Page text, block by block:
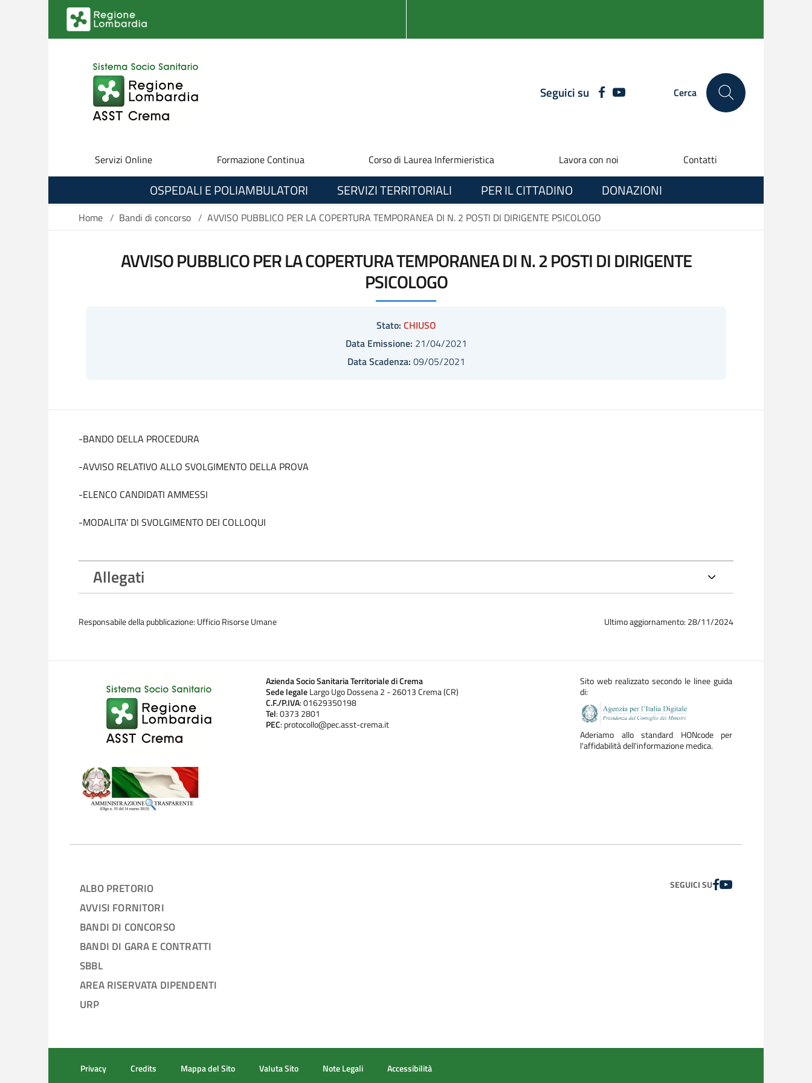
Salta al contenuto principale
Seguici su FACEBOOKYOUTUBE Cerca
Servizi Online Formazione Continua Corso di Laurea Infermieristica Lavora con noi Contatti
OSPEDALI E POLIAMBULATORI SERVIZI TERRITORIALI PER IL CITTADINO DONAZIONI
Home / Bandi di concorso / AVVISO PUBBLICO PER LA COPERTURA TEMPORANEA DI N. 2 POSTI DI DIRIGENTE PSICOLOGO
AVVISO PUBBLICO PER LA COPERTURA TEMPORANEA DI N. 2 POSTI DI DIRIGENTE
PSICOLOGO
Stato: CHIUSO
Data Emissione: 21/04/2021
Data Scadenza: 09/05/2021
-BANDO DELLA PROCEDURA
-AVVISO RELATIVO ALLO SVOLGIMENTO DELLA PROVA
-ELENCO CANDIDATI AMMESSI
-MODALITA' DI SVOLGIMENTO DEI COLLOQUI
Allegati
Responsabile della pubblicazione: Ufficio Risorse Umane Ultimo aggiornamento: 28/11/2024
Azienda Socio Sanitaria Territoriale di Crema
Sede legaleLargo Ugo Dossena 2 - 26013 Crema (CR)
C.F./P.IVA: 01629350198
Tel: 0373 2801
PEC: protocollo@pec.asst-crema.it
Sito web realizzato secondo le linee guida
di:
Aderiamo allo standard HONcode per
l'affidabilità dell'informazione medica.
ALBO PRETORIO
AVVISI FORNITORI
BANDI DI CONCORSO
BANDI DI GARA E CONTRATTI
SBBL
AREA RISERVATA DIPENDENTI
URP
SEGUICI SUFACEBOOK
YOUTUBE
Privacy Credits Mappa del Sito Valuta Sito Note Legali Accessibilità